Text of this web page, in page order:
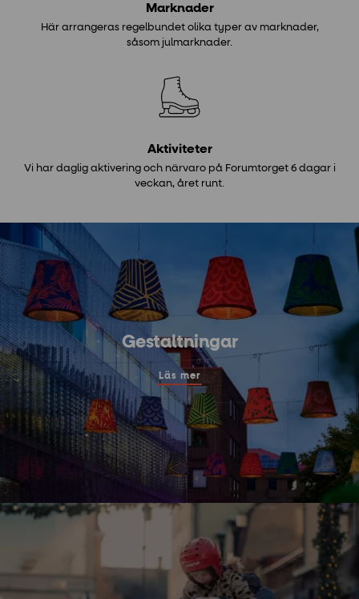
Marknader
Här arrangeras regelbundet olika typer av marknader,
såsom julmarknader.
Aktiviteter
Vi har daglig aktivering och närvaro på Forumtorget 6 dagar i
veckan, året runt.
Gestaltningar
Läs mer